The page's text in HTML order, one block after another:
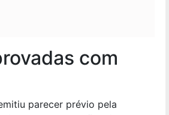
com
parecer prévio pela